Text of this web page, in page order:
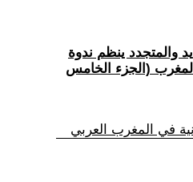
والمتجدد ينظم ندوة
(الجزء الخامس
في المغرب العربي